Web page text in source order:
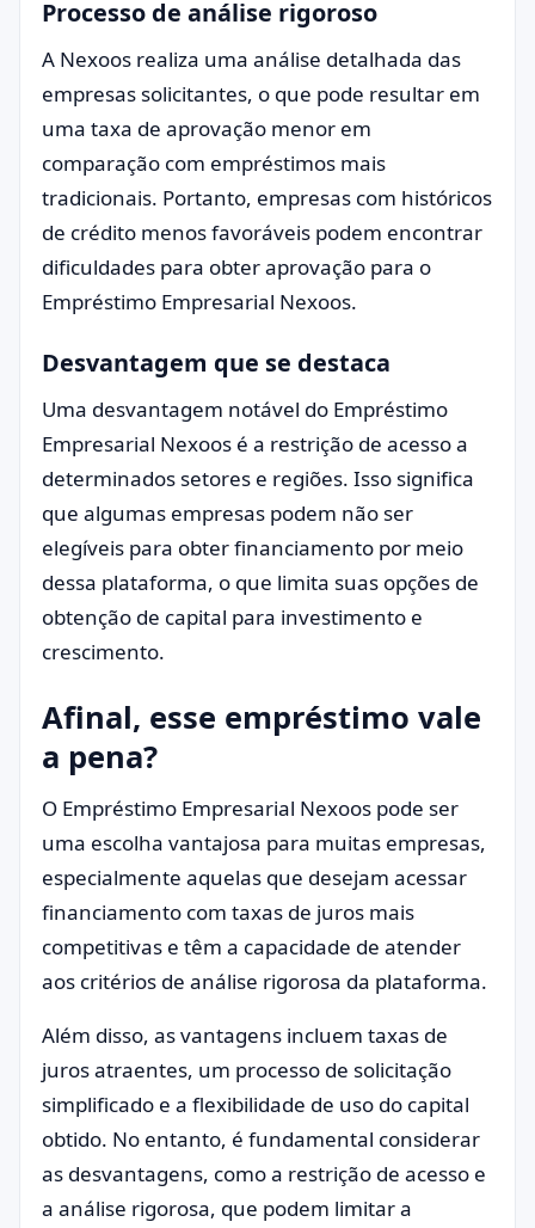
Processo de análise rigoroso
A Nexoos realiza uma análise detalhada das
empresas solicitantes, o que pode resultar em
uma taxa de aprovação menor em
comparação com empréstimos mais
tradicionais. Portanto, empresas com históricos
de crédito menos favoráveis podem encontrar
dificuldades para obter aprovação para o
Empréstimo Empresarial Nexoos.
Desvantagem que se destaca
Uma desvantagem notável do Empréstimo
Empresarial Nexoos é a restrição de acesso a
determinados setores e regiões. Isso significa
que algumas empresas podem não ser
elegíveis para obter financiamento por meio
dessa plataforma, o que limita suas opções de
obtenção de capital para investimento e
crescimento.
Afinal, esse empréstimo vale
a pena?
O Empréstimo Empresarial Nexoos pode ser
uma escolha vantajosa para muitas empresas,
especialmente aquelas que desejam acessar
financiamento com taxas de juros mais
competitivas e têm a capacidade de atender
aos critérios de análise rigorosa da plataforma.
Além disso, as vantagens incluem taxas de
juros atraentes, um processo de solicitação
simplificado e a flexibilidade de uso do capital
obtido. No entanto, é fundamental considerar
as desvantagens, como a restrição de acesso e
a análise rigorosa, que podem limitar a